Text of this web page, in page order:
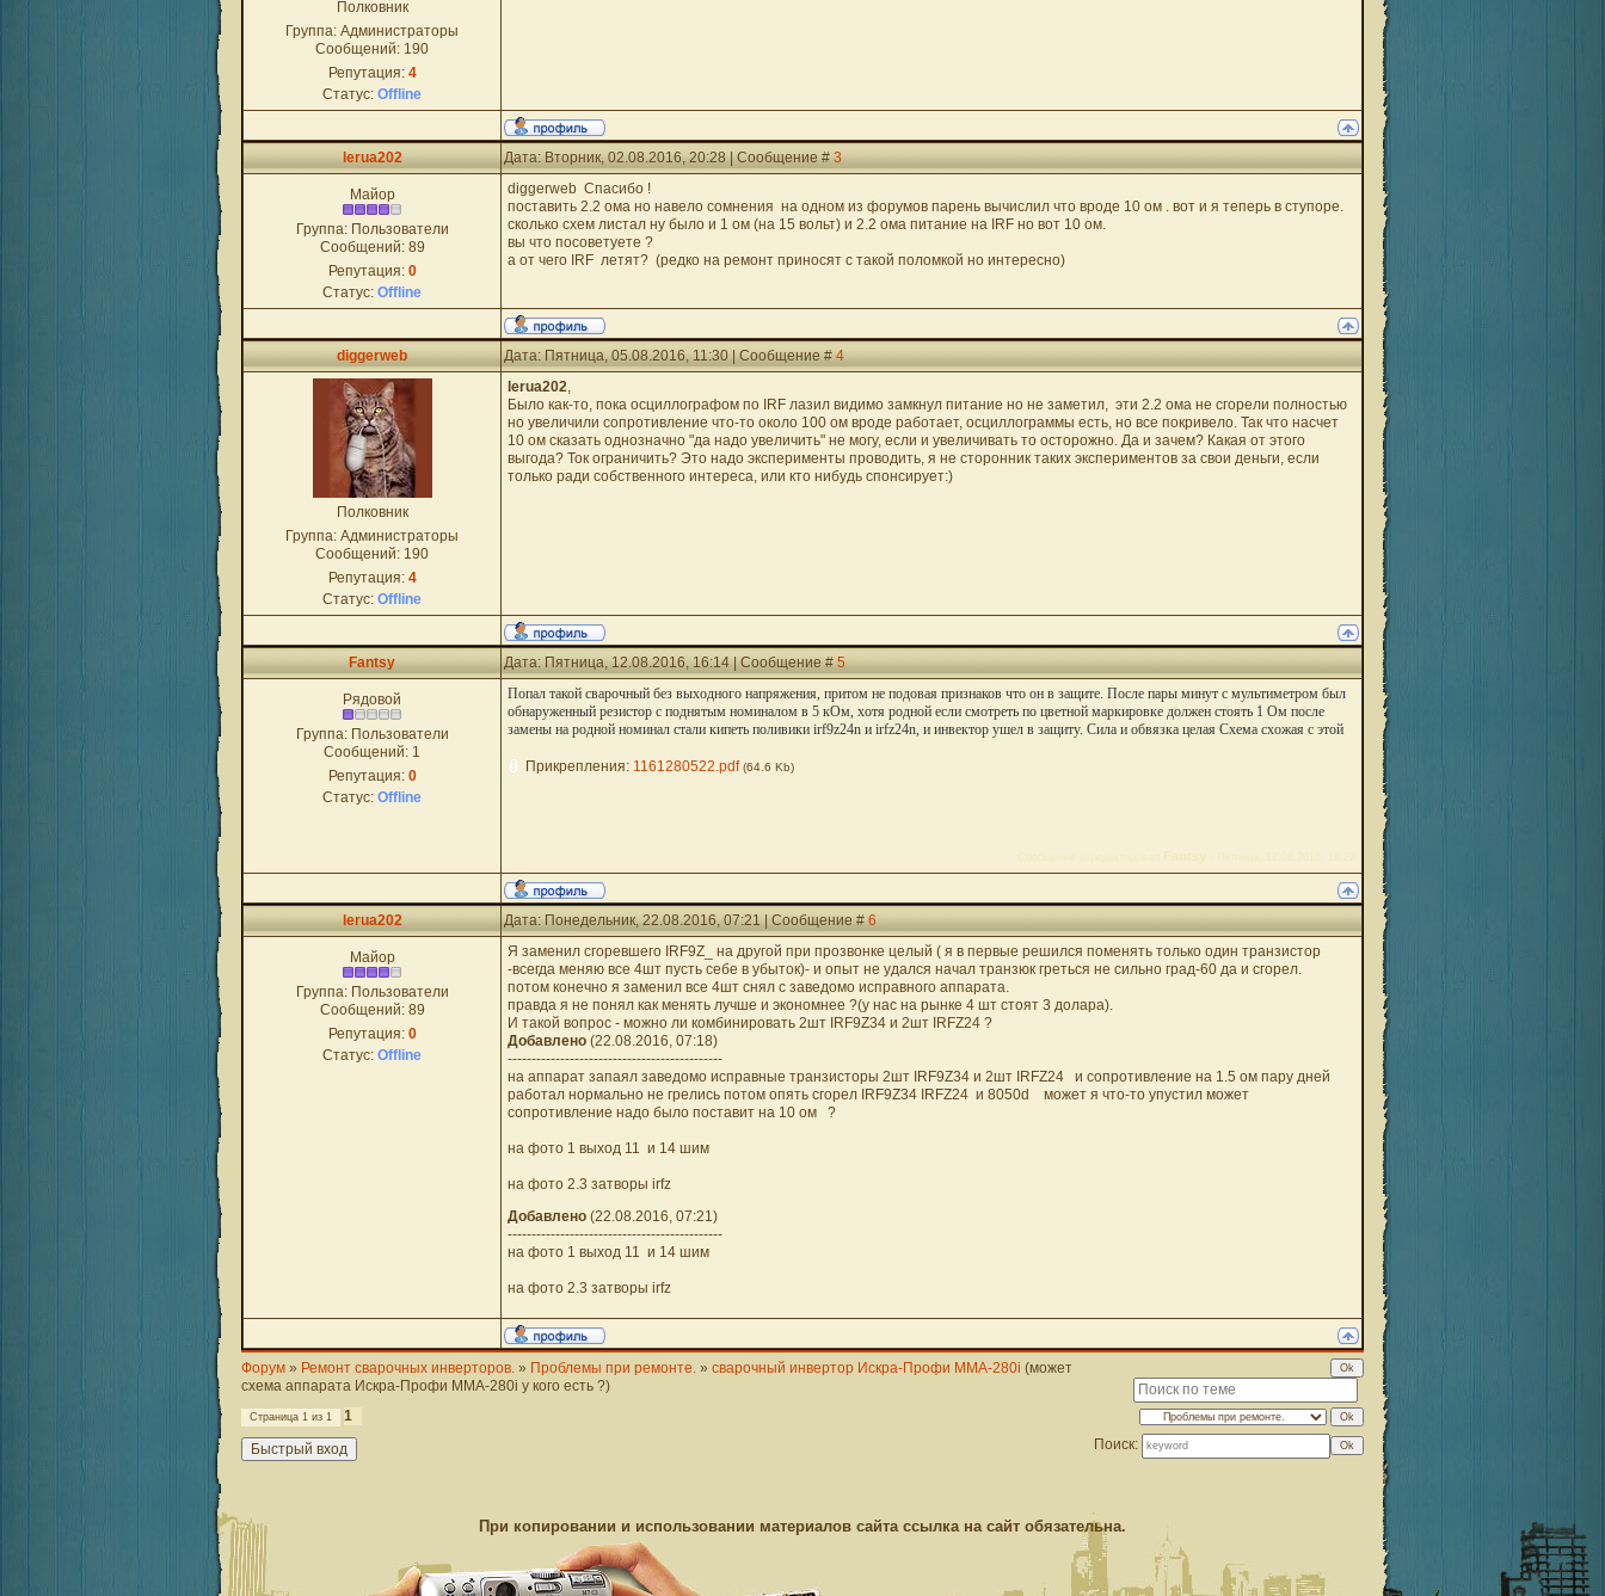
Полковник
Группа: Администраторы
Сообщений: 190
Репутация: 4
Статус: Offline
lerua202 Дата: Вторник, 02.08.2016, 20:28 | Сообщение #3
Майор
Группа: Пользователи
Сообщений: 89
Репутация: 0
Статус: Offline
diggerweb Спасибо !
поставить 2.2 ома но навело сомнения на одном из форумов парень вычислил что вроде 10 ом . вот и я теперь в ступоре.
сколько схем листал ну было и 1 ом (на 15 вольт) и 2.2 ома питание на IRF но вот 10 ом.
вы что посоветуете ?
а от чего IRF летят? (редко на ремонт приносят с такой поломкой но интересно)
diggerweb Дата: Пятница, 05.08.2016, 11:30 | Сообщение #4
Полковник
Группа: Администраторы
Сообщений: 190
Репутация: 4
Статус: Offline
lerua202,
Было как-то, пока осциллографом по IRF лазил видимо замкнул питание но не заметил, эти 2.2 ома не сгорели полностью
но увеличили сопротивление что-то около 100 ом вроде работает, осциллограммы есть, но все покривело. Так что насчет
10 ом сказать однозначно "да надо увеличить" не могу, если и увеличивать то осторожно. Да и зачем? Какая от этого
выгода? Ток ограничить? Это надо эксперименты проводить, я не сторонник таких экспериментов за свои деньги, если
только ради собственного интереса, или кто нибудь спонсирует:)
Fantsy Дата: Пятница, 12.08.2016, 16:14 | Сообщение #5
Рядовой
Группа: Пользователи
Сообщений: 1
Репутация: 0
Статус: Offline
Попал такой сварочный без выходного напряжения, притом не подовая признаков что он в защите. После пары минут с мультиметром был
обнаруженный резистор с поднятым номиналом в 5 кОм, хотя родной если смотреть по цветной маркировке должен стоять 1 Ом после
замены на родной номинал стали кипеть поливики irf9z24n и irfz24n, и инвектор ушел в защиту. Сила и обвязка целая Схема схожая с этой
Прикрепления: 1161280522.pdf (64.6 Kb)
lerua202 Дата: Понедельник, 22.08.2016, 07:21 | Сообщение #6
Майор
Группа: Пользователи
Сообщений: 89
Репутация: 0
Статус: Offline
Я заменил сгоревшего IRF9Z_ на другой при прозвонке целый ( я в первые решился поменять только один транзистор
-всегда меняю все 4шт пусть себе в убыток)- и опыт не удался начал транзюк греться не сильно град-60 да и сгорел.
потом конечно я заменил все 4шт снял с заведомо исправного аппарата.
правда я не понял как менять лучше и экономнее ?(у нас на рынке 4 шт стоят 3 долара).
И такой вопрос - можно ли комбинировать 2шт IRF9Z34 и 2шт IRFZ24 ?
Добавлено (22.08.2016, 07:18)
---------------------------------------------
на аппарат запаял заведомо исправные транзисторы 2шт IRF9Z34 и 2шт IRFZ24 и сопротивление на 1.5 ом пару дней
работал нормально не грелись потом опять сгорел IRF9Z34 IRFZ24 и 8050d может я что-то упустил может
сопротивление надо было поставит на 10 ом ?
на фото 1 выход 11 и 14 шим
на фото 2.3 затворы irfz
Добавлено (22.08.2016, 07:21)
---------------------------------------------
на фото 1 выход 11 и 14 шим
на фото 2.3 затворы irfz
Форум » Ремонт сварочных инверторов. » Проблемы при ремонте. » сварочный инвертор Искра-Профи ММА-280i (может
схема аппарата Искра-Профи ММА-280i у кого есть ?)
Страница 1 из 1
1
Поиск:
При копировании и использовании материалов сайта ссылка на сайт обязательна.